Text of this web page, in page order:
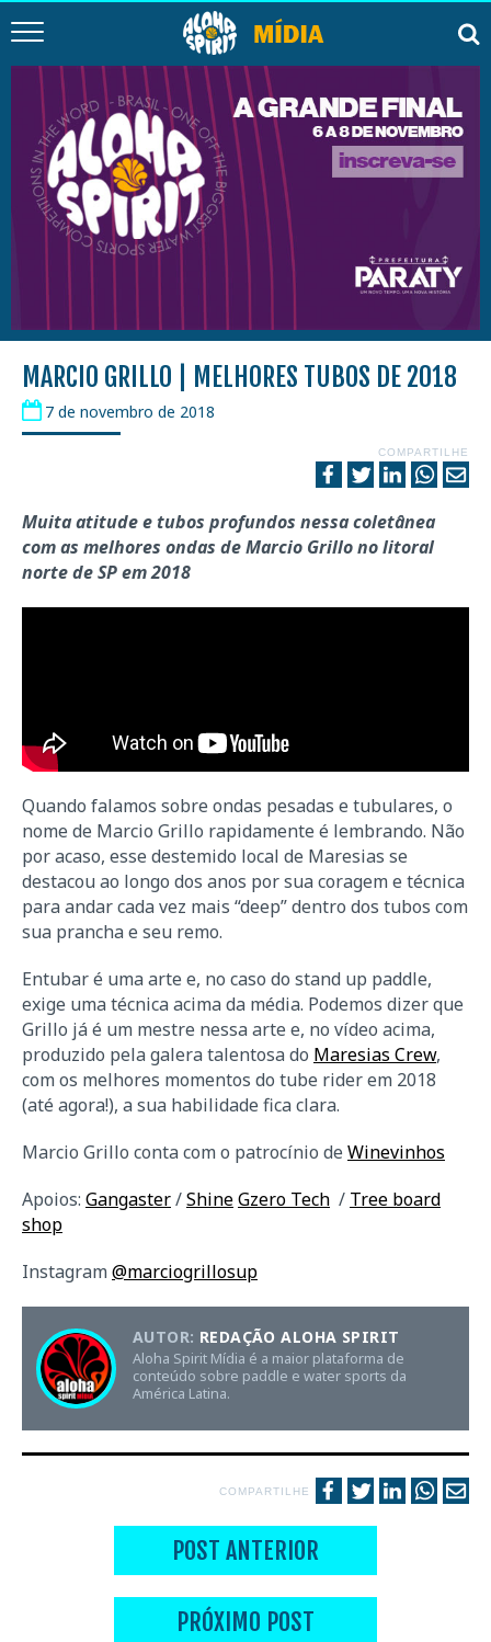
MARCIO GRILLO | MELHORES TUBOS DE 2018
7 de novembro de 2018
COMPARTILHE
Muita atitude e tubos profundos nessa coletânea
com as melhores ondas de Marcio Grillo no litoral
norte de SP em 2018
Quando falamos sobre ondas pesadas e tubulares, o
nome de Marcio Grillo rapidamente é lembrando. Não
por acaso, esse destemido local de Maresias se
destacou ao longo dos anos por sua coragem e técnica
para andar cada vez mais “deep” dentro dos tubos com
sua prancha e seu remo.
Entubar é uma arte e, no caso do stand up paddle,
exige uma técnica acima da média. Podemos dizer que
Grillo já é um mestre nessa arte e, no vídeo acima,
produzido pela galera talentosa do Maresias Crew,
com os melhores momentos do tube rider em 2018
(até agora!), a sua habilidade fica clara.
Marcio Grillo conta com o patrocínio de Winevinhos
Apoios: Gangaster/ShineGzero Tech / Tree board
shop
Instagram@marciogrillosup
AUTOR: REDAÇÃO ALOHA SPIRIT
Aloha Spirit Mídia é a maior plataforma de
conteúdo sobre paddle e water sports da
América Latina.
COMPARTILHE
POST ANTERIOR
PRÓXIMO POST